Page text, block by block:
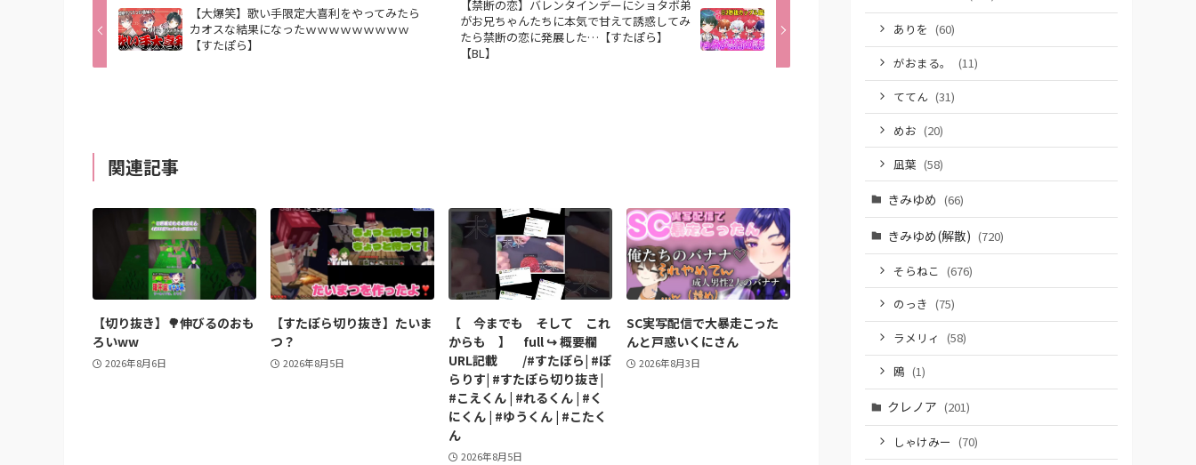
【大爆笑】歌い手限定大喜利をやってみたら
カオスな結果になったｗｗｗｗｗｗｗｗｗ
【すたぽら】
【禁断の恋】バレンタインデーにショタボ弟
がお兄ちゃんたちに本気で甘えて誘惑してみ
たら禁断の恋に発展した…【すたぽら】
【BL】
関連記事
【切り抜き】🌳伸びるのおも
ろいww
2026年8月6日
【すたぽら切り抜き】たいま
つ？
2026年8月5日
【 今までも そして これ
からも 】 full ↪︎ 概要欄
URL記載 /#すたぽら| #ぽ
らりす| #すたぽら切り抜き|
#こえくん | #れるくん | #く
にくん | #ゆうくん | #こたく
ん
2026年8月5日
SC実写配信で大暴走こった
んと戸惑いくにさん
2026年8月3日
ありを (60)
がおまる。
(11)
ててん (31)
めお (20)
凪葉 (58)
きみゆめ (66)
きみゆめ(解散) (720)
そらねこ (676)
のっき (75)
ラメリィ (58)
鴎 (1)
クレノア (201)
しゃけみー (70)